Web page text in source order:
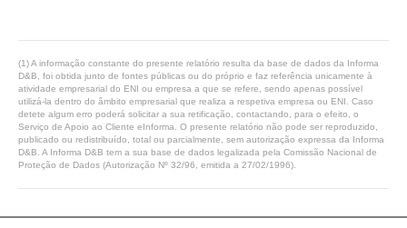
(1) A informação constante do presente relatório resulta da base de dados da Informa
D&B, foi obtida junto de fontes públicas ou do próprio e faz referência unicamente à
atividade empresarial do ENI ou empresa a que se refere, sendo apenas possível
utilizá-la dentro do âmbito empresarial que realiza a respetiva empresa ou ENI. Caso
detete algum erro poderá solicitar a sua retificação, contactando, para o efeito, o
Serviço de Apoio ao Cliente eInforma. O presente relatório não pode ser reproduzido,
publicado ou redistribuído, total ou parcialmente, sem autorização expressa da Informa
D&B. A Informa D&B tem a sua base de dados legalizada pela Comissão Nacional de
Proteção de Dados (Autorização Nº 32/96, emitida a 27/02/1996).